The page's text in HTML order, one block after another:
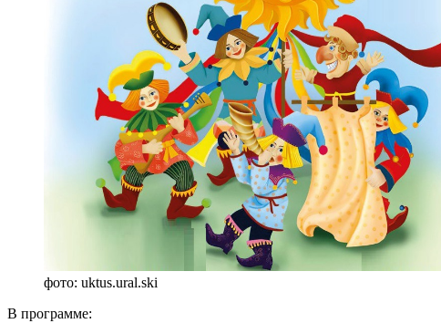
фото: uktus.ural.ski
В программе: